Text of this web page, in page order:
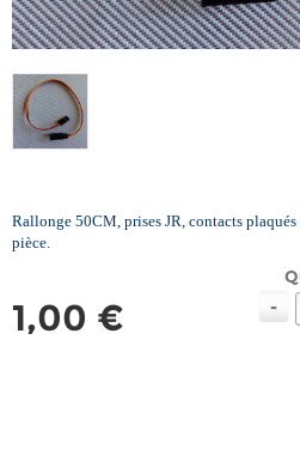
Rallonge 50CM, prises JR, contacts
pièce.
1,00 € -